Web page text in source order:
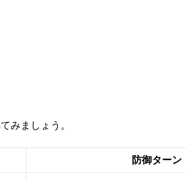
みましょう。
防御ターン